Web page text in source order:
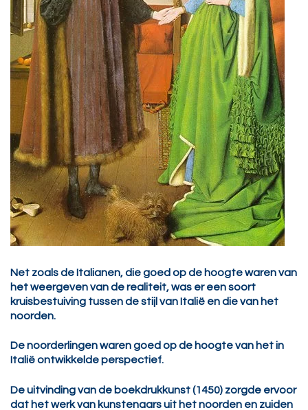
Net zoals de Italianen, die goed op de hoogte waren van
het weergeven van de realiteit, was er een soort
kruisbestuiving tussen de stijl van Italië en die van het
noorden.
De noorderlingen waren goed op de hoogte van het in
Italië ontwikkelde perspectief.
De uitvinding van de boekdrukkunst (1450) zorgde ervoor
dat het werk van kunstenaars uit het noorden en zuiden